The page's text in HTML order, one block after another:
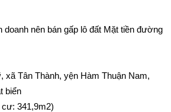
doanh nên bán gấp lô đất Mặt tiền đường
xã Tân Thành, yện Hàm Thuận Nam,
biển
341,9m2)